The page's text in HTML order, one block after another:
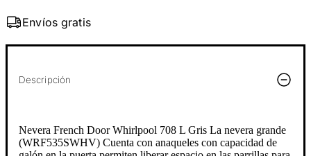
Envíos gratis
Descripción
Nevera French Door Whirlpool 708 L Gris La nevera grande
(WRF535SWHV) Cuenta con anaqueles con capacidad de